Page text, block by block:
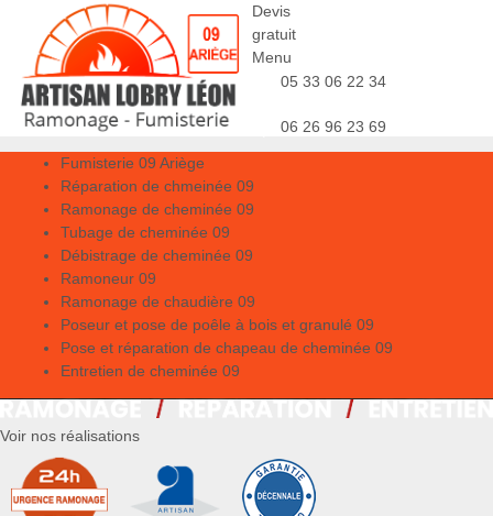
Devis
gratuit
Menu
05 33 06 22 34
06 26 96 23 69
Fumisterie 09 Ariège
Réparation de chmeinée 09
Ramonage de cheminée 09
Tubage de cheminée 09
Débistrage de cheminée 09
Ramoneur 09
Ramonage de chaudière 09
Poseur et pose de poêle à bois et granulé 09
Pose et réparation de chapeau de cheminée 09
Entretien de cheminée 09
Voir nos réalisations